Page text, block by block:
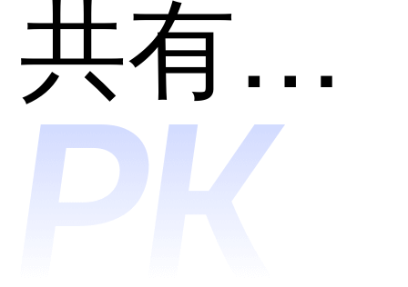
餐哪个
好用？
共有分类：餐饮管理系统